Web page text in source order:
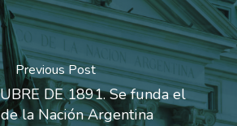
Previous Post
DE 1891. Se funda el
la Nación Argentina